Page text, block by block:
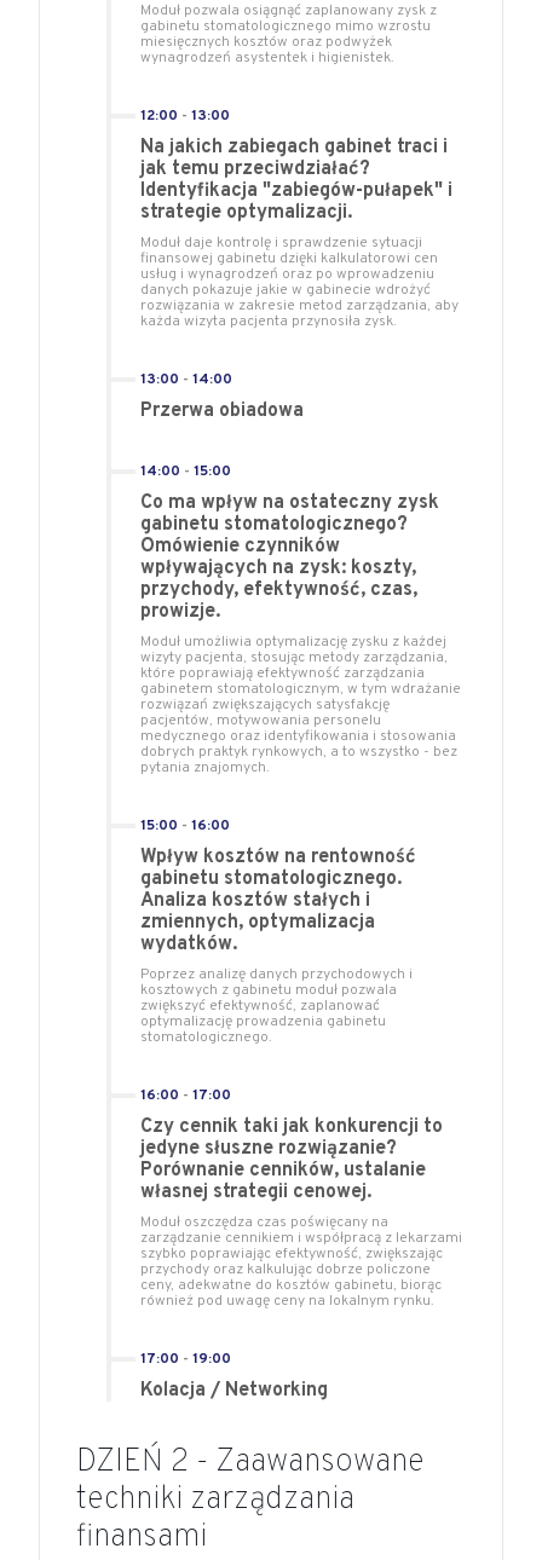
Moduł pozwala osiągnąć zaplanowany zysk z
gabinetu stomatologicznego mimo wzrostu
miesięcznych kosztów oraz podwyżek
wynagrodzeń asystentek i higienistek.
12:00 -13:00
Na jakich zabiegach gabinet traci i
jak temu przeciwdziałać?
Identyfikacja "zabiegów-pułapek" i
strategie optymalizacji.
Moduł daje kontrolę i sprawdzenie sytuacji
finansowej gabinetu dzięki kalkulatorowi cen
usług i wynagrodzeń oraz po wprowadzeniu
danych pokazuje jakie w gabinecie wdrożyć
rozwiązania w zakresie metod zarządzania, aby
każda wizyta pacjenta przynosiła zysk.
13:00 -14:00
Przerwa obiadowa
14:00 -15:00
Co ma wpływ na ostateczny zysk
gabinetu stomatologicznego?
Omówienie czynników
wpływających na zysk: koszty,
przychody, efektywność, czas,
prowizje.
Moduł umożliwia optymalizację zysku z każdej
wizyty pacjenta, stosując metody zarządzania,
które poprawiają efektywność zarządzania
gabinetem stomatologicznym, w tym wdrażanie
rozwiązań zwiększających satysfakcję
pacjentów, motywowania personelu
medycznego oraz identyfikowania i stosowania
dobrych praktyk rynkowych, a to wszystko - bez
pytania znajomych.
15:00 -16:00
Wpływ kosztów na rentowność
gabinetu stomatologicznego.
Analiza kosztów stałych i
zmiennych, optymalizacja
wydatków.
Poprzez analizę danych przychodowych i
kosztowych z gabinetu moduł pozwala
zwiększyć efektywność, zaplanować
optymalizację prowadzenia gabinetu
stomatologicznego.
16:00 -17:00
Czy cennik taki jak konkurencji to
jedyne słuszne rozwiązanie?
Porównanie cenników, ustalanie
własnej strategii cenowej.
Moduł oszczędza czas poświęcany na
zarządzanie cennikiem i współpracą z lekarzami
szybko poprawiając efektywność, zwiększając
przychody oraz kalkulując dobrze policzone
ceny, adekwatne do kosztów gabinetu, biorąc
również pod uwagę ceny na lokalnym rynku.
17:00 -19:00
Kolacja / Networking
DZIEŃ 2 - Zaawansowane
techniki zarządzania
finansami